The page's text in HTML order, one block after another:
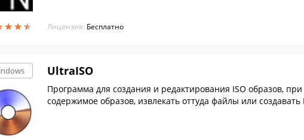
★★★
★★★ Лицензия: Бесплатно
UltraISO
Программа для создания и редактирования ISO образов, при помощи которой вы можете изменять
содержимое образов, извлекать оттуда файлы или создавать